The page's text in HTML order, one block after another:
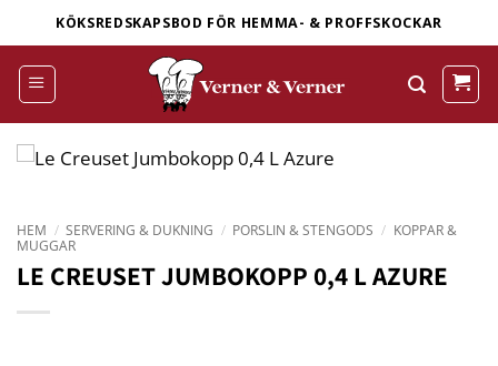
to
content
KÖKSREDSKAPSBOD FÖR HEMMA- & PROFFSKOCKAR
HEM / SERVERING & DUKNING / PORSLIN & STENGODS / KOPPAR &
MUGGAR
LE CREUSET JUMBOKOPP 0,4 L AZURE